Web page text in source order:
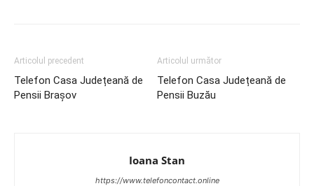
Articolul precedent
Telefon Casa Județeană de
Pensii Brașov
Articolul următor
Telefon Casa Județeană de
Pensii Buzău
Ioana Stan
https://www.telefoncontact.online